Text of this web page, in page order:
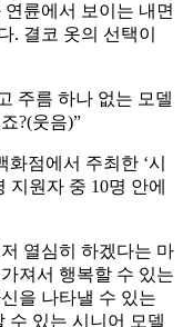
륜에서 보이는 내면
. 결코 옷의 선택이
주름 하나 없는 모델
?(웃음)”
점에서 주최한 ‘시
지원자 중 10명 안에
열심히 하겠다는 마
져서 행복할 수 있는
을 나타낼 수 있는
수 있는 시니어 모델